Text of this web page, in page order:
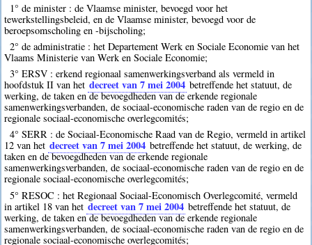
1° de minister : de Vlaamse minister, bevoegd voor het
tewerkstellingsbeleid, en de Vlaamse minister, bevoegd voor de
beroepsomscholing en -bijscholing;
2° de administratie : het Departement Werk en Sociale Economie van het
Vlaams Ministerie van Werk en Sociale Economie;
3° ERSV : erkend regionaal samenwerkingsverband als vermeld in
hoofdstuk II van het decreet van 7 mei 2004 betreffende het statuut, de
werking, de taken en de bevoegdheden van de erkende regionale
samenwerkingsverbanden, de sociaal-economische raden van de regio en de
regionale sociaal-economische overlegcomités;
4° SERR : de Sociaal-Economische Raad van de Regio, vermeld in artikel
12 van het decreet van 7 mei 2004 betreffende het statuut, de werking, de
taken en de bevoegdheden van de erkende regionale
samenwerkingsverbanden, de sociaal-economische raden van de regio en de
regionale sociaal-economische overlegcomités;
5° RESOC : het Regionaal Sociaal-Economisch Overlegcomité, vermeld
in artikel 18 van het decreet van 7 mei 2004 betreffende het statuut, de
werking, de taken en de bevoegdheden van de erkende regionale
samenwerkingsverbanden, de sociaal-economische raden van de regio en de
regionale sociaal-economische overlegcomités;